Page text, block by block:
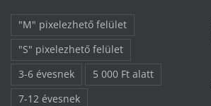
"M" pixelezhető felület
"S" pixelezhető felület
3-6 évesnek
5 000 Ft alatt
7-12 évesnek